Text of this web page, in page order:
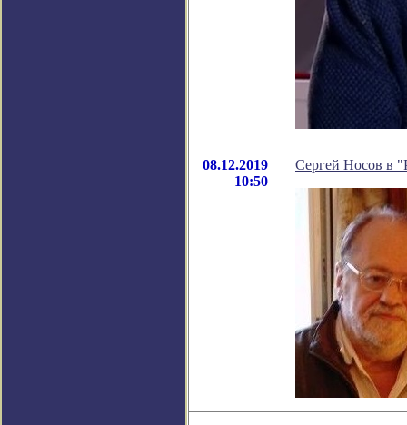
08.12.2019
10:50
Сергей Носов в